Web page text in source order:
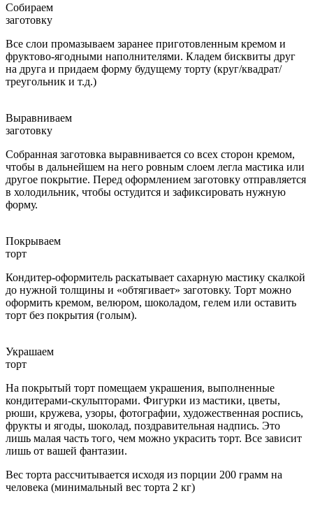
Собираем
заготовку
Все слои промазываем заранее приготовленным кремом и
фруктово-ягодными наполнителями. Кладем бисквиты друг
на друга и придаем форму будущему торту (круг/квадрат/
треугольник и т.д.)
Выравниваем
заготовку
Собранная заготовка выравнивается со всех сторон кремом,
чтобы в дальнейшем на него ровным слоем легла мастика или
другое покрытие. Перед оформлением заготовку отправляется
в холодильник, чтобы остудится и зафиксировать нужную
форму.
Покрываем
торт
Кондитер-оформитель раскатывает сахарную мастику скалкой
до нужной толщины и «обтягивает» заготовку. Торт можно
оформить кремом, велюром, шоколадом, гелем или оставить
торт без покрытия (голым).
Украшаем
торт
На покрытый торт помещаем украшения, выполненные
кондитерами-скульпторами. Фигурки из мастики, цветы,
рюши, кружева, узоры, фотографии, художественная роспись,
фрукты и ягоды, шоколад, поздравительная надпись. Это
лишь малая часть того, чем можно украсить торт. Все зависит
лишь от вашей фантазии.
Вес торта рассчитывается исходя из порции 200 грамм на
человека (минимальный вес торта 2 кг)